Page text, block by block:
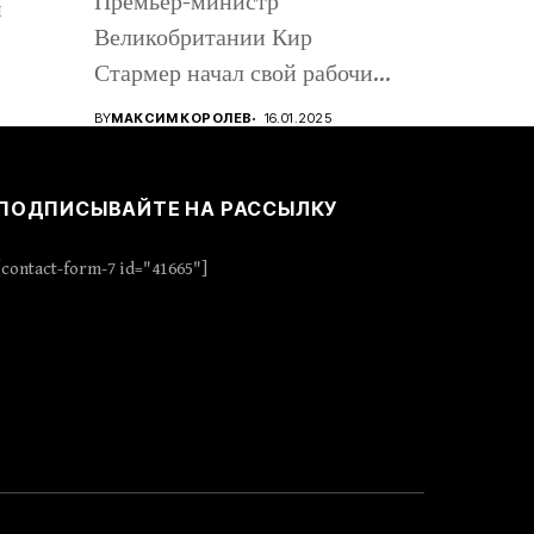
Великобритании Кир
Стармер начал свой рабочий
визит в Киев, вместе с...
BYМАКСИМ КОРОЛЕВ 16.01.2025
НА РАССЫЛКУ
[contact-form-7 id="41665"]